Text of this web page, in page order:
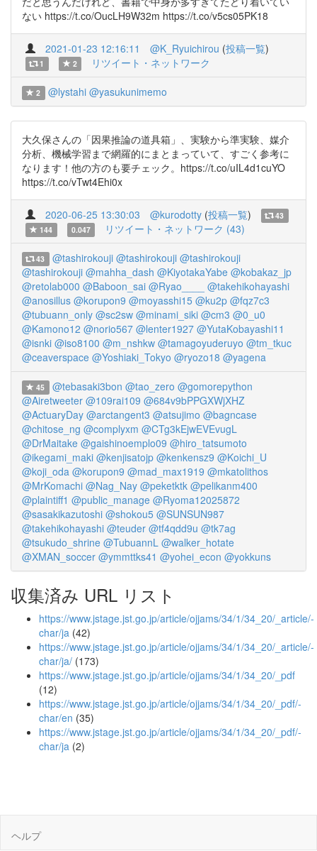
ない https://t.co/OucLH9W32m https://t.co/v5cs05PK18
2021-01-23 12:16:11 @K_Ryuichirou (投稿一覧)
1 2 リツイート・ネットワーク
2 @lystahi @yasukunimemo
大久保さんの「因果推論の道具箱」、実験から準実験、媒介
分析、機械学習まで網羅的にまとまっていて、すごく参考に
なります！他の方のも要チェック。https://t.co/uIL4d1cuYO
https://t.co/vTwt4Ehi0x
2020-06-25 13:30:03 @kurodotty (投稿一覧)
43
144
0.047 リツイート・ネットワーク (43)
43 @tashirokouji @tashirokouji @tashirokouji
@tashirokouji @mahha_dash @KiyotakaYabe @kobakaz_jp
@retolab000 @Baboon_sai @Ryao____
@takehikohayashi
@anosillus @korupon9 @moyasshi15 @ku2p @fqz7c3
@tubuann_only @sc2sw @minami_siki @cm3 @0_u0
@Kamono12 @norio567 @lenter1927 @YutaKobayashi11
@isnki @iso8100 @m_nshkw @tamagoyuderuyo @tm_tkuc
@ceaverspace @Yoshiaki_Tokyo @ryozo18 @yagena
45 @tebasaki3bon @tao_zero @gomorepython
@Airetweeter @109rai109 @684v9bPPGXWjXHZ
@ActuaryDay @arctangent3 @atsujimo @bagncase
@chitose_ng @complyxm @CTg3kEjwEVEvugL
@DrMaitake @gaishinoemplo09 @hiro_tatsumoto
@ikegami_maki @kenjisatojp @kenkensz9 @Koichi_U
@koji_oda @korupon9 @mad_max1919 @mkatolithos
@MrKomachi @Nag_Nay @peketktk @pelikanm400
@plaintiff1 @public_manage @Ryoma12025872
@sasakikazutoshi @shokou5 @SUNSUN987
@takehikohayashi @teuder @tf4qdd9u @tk7ag
@tsukudo_shrine @TubuannL @walker_hotate
@XMAN_soccer @ymmttks41 @yohei_econ @yokkuns
収集済み URL リスト
https://www.jstage.jst.go.jp/article/ojjams/34/1/34_20/_article/-
char/ja (42)
https://www.jstage.jst.go.jp/article/ojjams/34/1/34_20/_article/-
char/ja/ (173)
https://www.jstage.jst.go.jp/article/ojjams/34/1/34_20/_pdf
(12)
https://www.jstage.jst.go.jp/article/ojjams/34/1/34_20/_pdf/-
char/en (35)
https://www.jstage.jst.go.jp/article/ojjams/34/1/34_20/_pdf/-
char/ja (2)
ヘルプ